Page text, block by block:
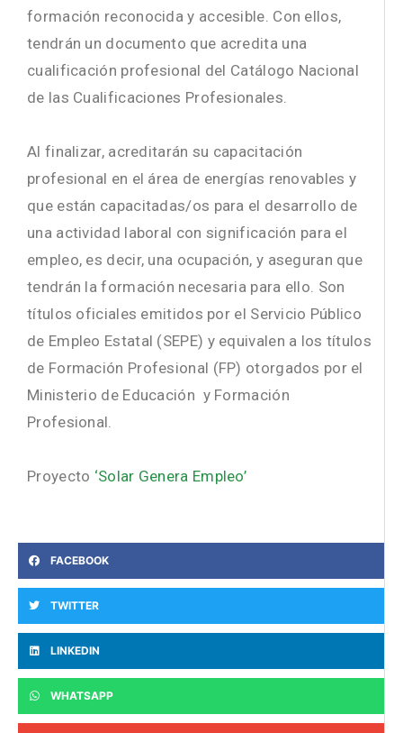
formación reconocida y accesible. Con ellos,
tendrán un documento que acredita una
cualificación profesional del Catálogo Nacional
de las Cualificaciones Profesionales.
Al finalizar, acreditarán su capacitación
profesional en el área de energías renovables y
que están capacitadas/os para el desarrollo de
una actividad laboral con significación para el
empleo, es decir, una ocupación, y aseguran que
tendrán la formación necesaria para ello. Son
títulos oficiales emitidos por el Servicio Público
de Empleo Estatal (SEPE) y equivalen a los títulos
de Formación Profesional (FP) otorgados por el
Ministerio de Educación y Formación
Profesional.
Proyecto ‘Solar Genera Empleo’
FACEBOOK
TWITTER
LINKEDIN
WHATSAPP